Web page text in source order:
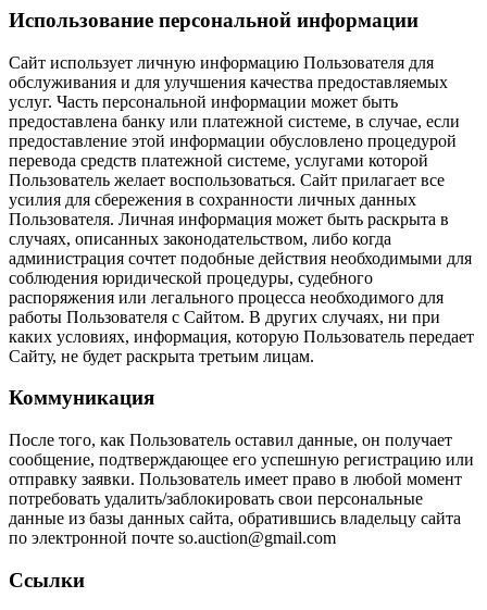
Использование персональной информации
Сайт использует личную информацию Пользователя для
обслуживания и для улучшения качества предоставляемых
услуг. Часть персональной информации может быть
предоставлена банку или платежной системе, в случае, если
предоставление этой информации обусловлено процедурой
перевода средств платежной системе, услугами которой
Пользователь желает воспользоваться. Сайт прилагает все
усилия для сбережения в сохранности личных данных
Пользователя. Личная информация может быть раскрыта в
случаях, описанных законодательством, либо когда
администрация сочтет подобные действия необходимыми для
соблюдения юридической процедуры, судебного
распоряжения или легального процесса необходимого для
работы Пользователя с Сайтом. В других случаях, ни при
каких условиях, информация, которую Пользователь передает
Сайту, не будет раскрыта третьим лицам.
Коммуникация
После того, как Пользователь оставил данные, он получает
сообщение, подтверждающее его успешную регистрацию или
отправку заявки. Пользователь имеет право в любой момент
потребовать удалить/заблокировать свои персональные
данные из базы данных сайта, обратившись владельцу сайта
по электронной почте so.auction@gmail.com
Ссылки